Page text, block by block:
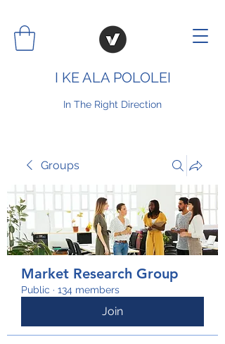
I KE ALA POLOLEI
In The Right Direction
Groups
Market Research Group
Public · 134 members
Join